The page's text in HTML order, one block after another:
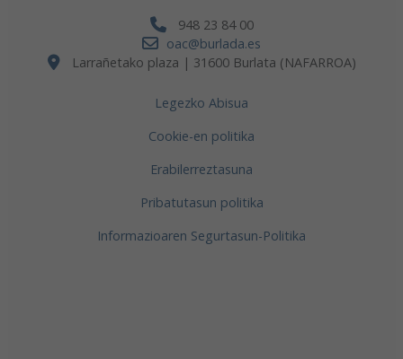
948 23 84 00
oac@burlada.es
Larrañetako plaza | 31600 Burlata (NAFARROA)
Legezko Abisua
Cookie-en politika
Erabilerreztasuna
Pribatutasun politika
Informazioaren Segurtasun-Politika